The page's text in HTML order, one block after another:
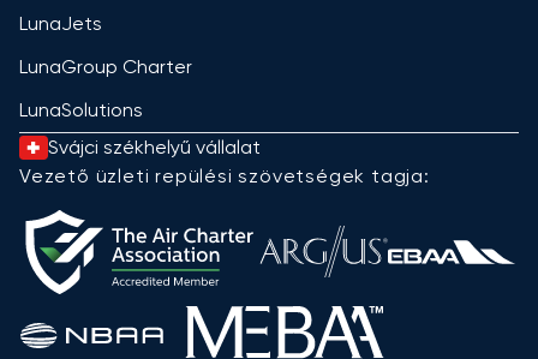
LunaJets
LunaGroup Charter
LunaSolutions
Svájci székhelyű vállalat
Vezető üzleti repülési szövetségek tagja: